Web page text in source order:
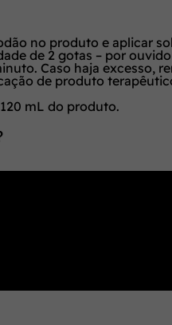
no produto e aplicar
de 2 gotas – por
Caso haja excesso,
de produto
mL do produto.